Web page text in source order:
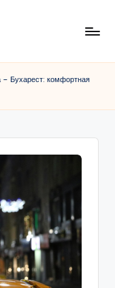
– Бухарест: комфортная